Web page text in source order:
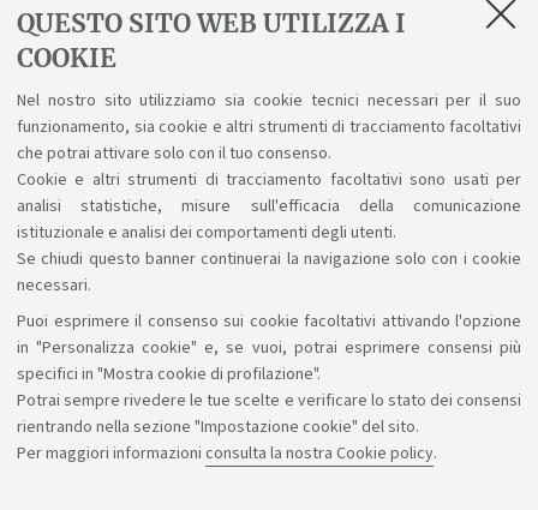
QUESTO SITO WEB UTILIZZA I
COOKIE
Nel nostro sito utilizziamo sia cookie tecnici necessari per il suo
funzionamento, sia cookie e altri strumenti di tracciamento facoltativi
che potrai attivare solo con il tuo consenso.
Cookie e altri strumenti di tracciamento facoltativi sono usati per
analisi statistiche, misure sull'efficacia della comunicazione
istituzionale e analisi dei comportamenti degli utenti.
Se chiudi questo banner continuerai la navigazione solo con i cookie
necessari.
Puoi esprimere il consenso sui cookie facoltativi attivando l'opzione
in "Personalizza cookie" e, se vuoi, potrai esprimere consensi più
specifici in "Mostra cookie di profilazione".
Potrai sempre rivedere le tue scelte e verificare lo stato dei consensi
rientrando nella sezione "Impostazione cookie" del sito.
Per maggiori informazioni consulta la nostra Cookie policy.
Giustificativo per datore di lavoro
[ .pdf 471Kb ]
Sosteniamo il diritto alla conoscenza
Seguici su: